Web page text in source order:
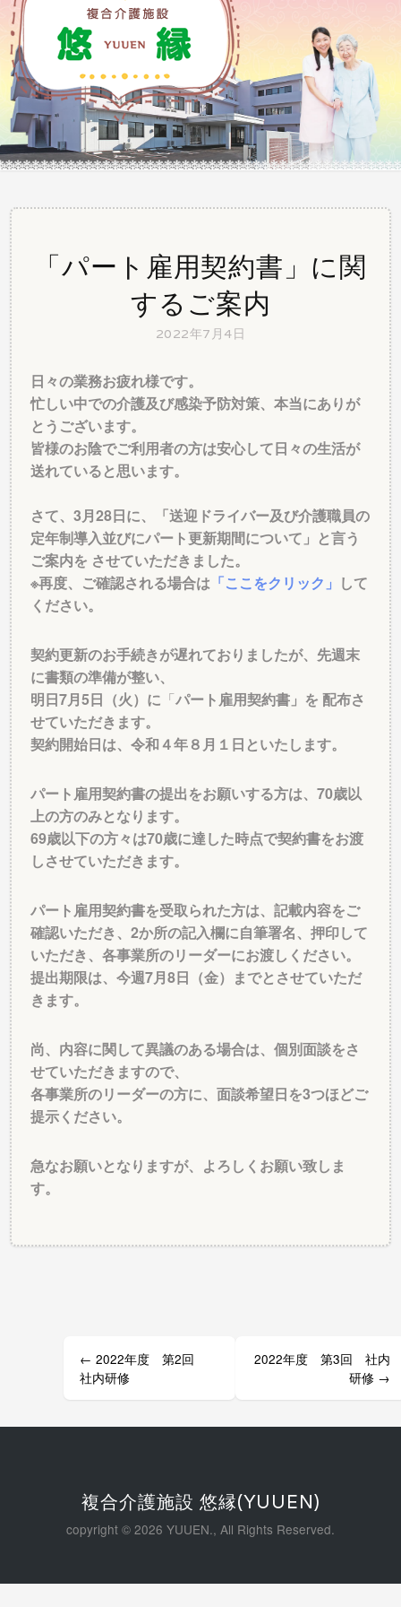
ふれあう そして自分らしく・・・
「パート雇用契約書」に関
するご案内
2022年7月4日
日々の業務お疲れ様です。
忙しい中での介護及び感染予防対策、本当にありが
とうございます。
皆様のお陰でご利用者の方は安心して日々の生活が
送れていると思います。
さて、3月28日に、「送迎ドライバー及び介護職員の
定年制導入並びにパート更新期間について」と言う
ご案内を させていただきました。
※再度、ご確認される場合は「ここをクリック」 して
ください。
契約更新のお手続きが遅れておりましたが、先週末
に書類の準備が整い、
明日7月5日（火）に 「パート雇用契約書」を 配布さ
せていただきます。
契約開始日は、令和４年８月１日といたします。
パート雇用契約書の提出をお願いする方は、70歳以
上の方のみとなります。
69歳以下の方々は70歳に達した時点で契約書をお渡
しさせていただきます。
パート雇用契約書を受取られた方は、記載内容をご
確認いただき、2か所の記入欄に自筆署名、押印して
いただき、各事業所のリーダーにお渡しください。
提出期限は、今週7月8日（金）までとさせていただ
きます。
尚、内容に関して異議のある場合は、個別面談をさ
せていただきますので、
各事業所のリーダーの方に、面談希望日を3つほどご
提示ください。
急なお願いとなりますが、よろしくお願い致しま
す。
ン
← 2022年度 第2回
社内研修
2022年度 第3回 社内
研修 →
複合介護施設 悠縁(YUUEN)
copyright © 2026 YUUEN., All Rights Reserved.